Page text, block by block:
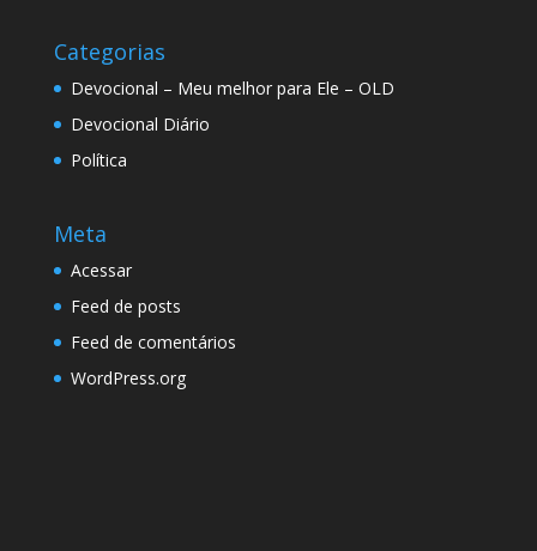
Categorias
Devocional – Meu melhor para Ele – OLD
Devocional Diário
Política
Meta
Acessar
Feed de posts
Feed de comentários
WordPress.org